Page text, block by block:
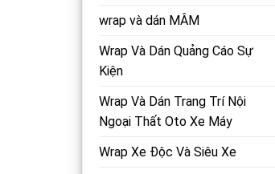
wrap và dán MÂM
Wrap Và Dán Quảng Cáo Sự
Kiện
Wrap Và Dán Trang Trí Nội
Ngoại Thất Oto Xe Máy
Wrap Xe Độc Và Siêu Xe